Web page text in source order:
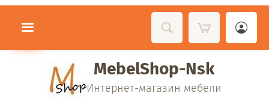
MebelShop-Nsk
Интернет-магазин мебели